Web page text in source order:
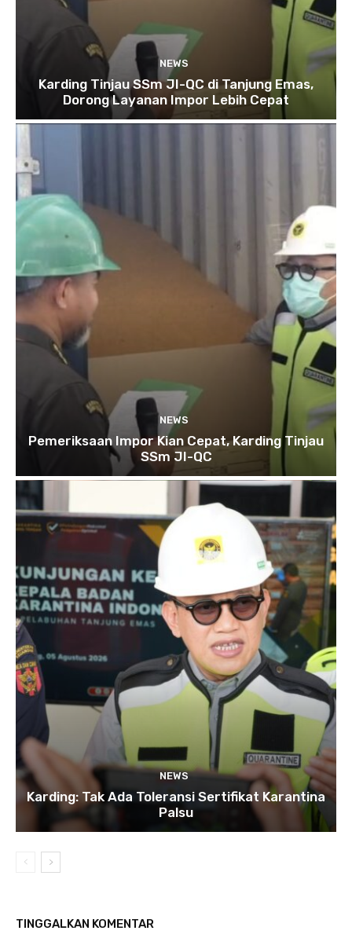
NEWS
Karding Tinjau SSm JI-QC di Tanjung Emas,
Dorong Layanan Impor Lebih Cepat
NEWS
Pemeriksaan Impor Kian Cepat, Karding Tinjau
SSm JI-QC
NEWS
Karding: Tak Ada Toleransi Sertifikat Karantina
Palsu
TINGGALKAN KOMENTAR